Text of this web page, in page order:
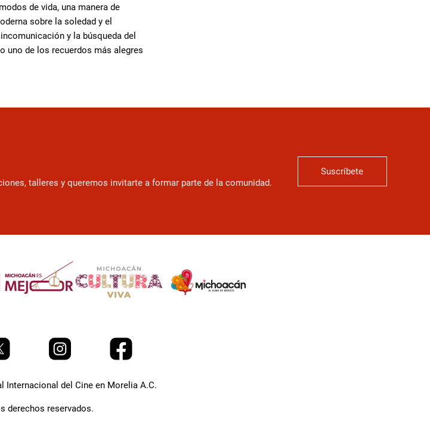
de vida, una manera de
sobre la soledad y el
y la búsqueda del
uno de los recuerdos más alegres
talleres y queremos invitarte a formar parte de la comunidad.
Suscríbete
Internacional del Cine en Morelia A.C.
derechos reservados.